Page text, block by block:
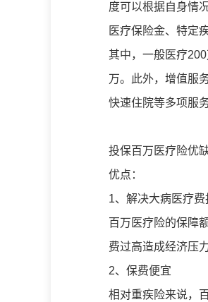
度可以根据自身情
医疗保险金、特定
其中，一般医疗
万。此外，增值服
快速住院等多项服务
投保百万医疗险优
优点：
1、解决大病医疗费
百万医疗险的保障
费过高造成经济压力
2、保费便宜
相对重疾险来说，